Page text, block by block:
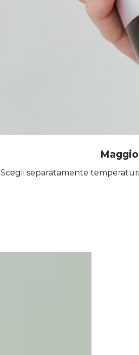
Scegli separatamente